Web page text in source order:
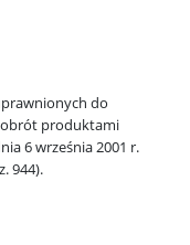
do
obrót produktami
6 września 2001 r.
944).